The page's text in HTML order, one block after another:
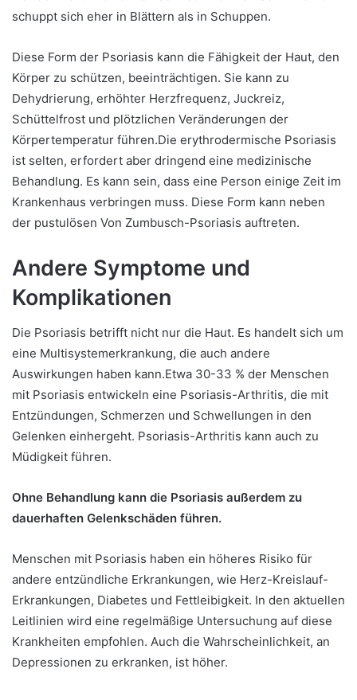
schuppt sich eher in Blättern als in Schuppen.
Diese Form der Psoriasis kann die Fähigkeit der Haut, den
Körper zu schützen, beeinträchtigen. Sie kann zu
Dehydrierung, erhöhter Herzfrequenz, Juckreiz,
Schüttelfrost und plötzlichen Veränderungen der
Körpertemperatur führen.Die erythrodermische Psoriasis
ist selten, erfordert aber dringend eine medizinische
Behandlung. Es kann sein, dass eine Person einige Zeit im
Krankenhaus verbringen muss. Diese Form kann neben
der pustulösen Von Zumbusch-Psoriasis auftreten.
Andere Symptome und
Komplikationen
Die Psoriasis betrifft nicht nur die Haut. Es handelt sich um
eine Multisystemerkrankung, die auch andere
Auswirkungen haben kann.Etwa 30-33 % der Menschen
mit Psoriasis entwickeln eine Psoriasis-Arthritis, die mit
Entzündungen, Schmerzen und Schwellungen in den
Gelenken einhergeht. Psoriasis-Arthritis kann auch zu
Müdigkeit führen.
Ohne Behandlung kann die Psoriasis außerdem zu
dauerhaften Gelenkschäden führen.
Menschen mit Psoriasis haben ein höheres Risiko für
andere entzündliche Erkrankungen, wie Herz-Kreislauf-
Erkrankungen, Diabetes und Fettleibigkeit. In den aktuellen
Leitlinien wird eine regelmäßige Untersuchung auf diese
Krankheiten empfohlen. Auch die Wahrscheinlichkeit, an
Depressionen zu erkranken, ist höher.